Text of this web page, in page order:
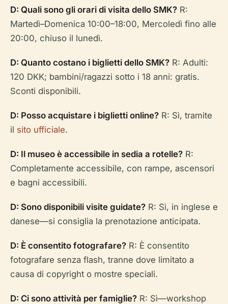
D: Quali sono gli orari di visita dello SMK? R:
Martedì–Domenica 10:00–18:00, Mercoledì fino alle
20:00, chiuso il lunedì.
D: Quanto costano i biglietti dello SMK? R: Adulti:
120 DKK; bambini/ragazzi sotto i 18 anni: gratis.
Sconti disponibili.
D: Posso acquistare i biglietti online? R: Sì, tramite
il sito ufficiale.
D: Il museo è accessibile in sedia a rotelle? R:
Completamente accessibile, con rampe, ascensori
e bagni accessibili.
D: Sono disponibili visite guidate? R: Sì, in inglese e
danese—si consiglia la prenotazione anticipata.
D: È consentito fotografare? R: È consentito
fotografare senza flash, tranne dove limitato a
causa di copyright o mostre speciali.
D: Ci sono attività per famiglie? R: Sì—workshop